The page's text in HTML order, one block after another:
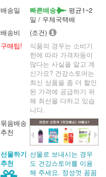
배송일 빠른배송
평균1~2
일 / 우체국택배
배송비
(조건)
구매팁!
식품의 경우는 소비기
한에 따라 가격차등이
많다는 사실을 알고 계
신가요? 건강스토어는
최신 상품을 좀 더 할인
된 가격에 공급하기 위
해 최선을 다하고 있습
니다.
묶음배송
추천
선물하기
추천
선물로 보내시는 경우
도 건강스토어를 이용
해 주세요. 정성껏 꼼꼼